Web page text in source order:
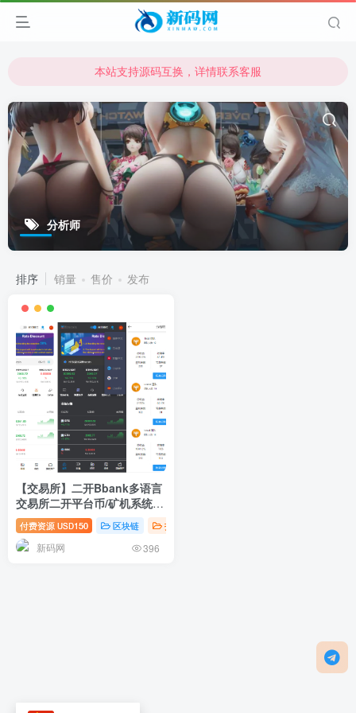
本站支持源码互换，详情联系客服
本站支持源码互换，详情联系客服
分析师
排序 销量 售价 发布
【交易所】二开Bbank多语言
交易所二开平台币/矿机系统/
分析师/币币合约交易
付费资源 USD150 区块链 投资理财
新码网 396